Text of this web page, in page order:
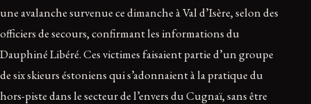
une avalanche survenue ce dimanche à Val d’Isère, selon des
officiers de secours, confirmant les informations du
Dauphiné Libéré. Ces victimes faisaient partie d’un groupe
de six skieurs éstoniens qui s’adonnaient à la pratique du
hors-piste dans le secteur de l’envers du Cugnaï, sans être